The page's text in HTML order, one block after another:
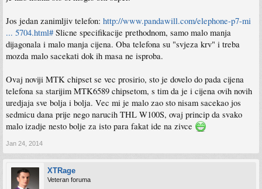
Jos jedan zanimljiv telefon: http://www.pandawill.com/elephone-p7-mi
... 5704.html#Slicne specifikacije prethodnom, samo malo manja
dijagonala i malo manja cijena. Oba telefona su "svjeza krv" i treba
mozda malo sacekati dok ih masa ne isproba.
Ovaj noviji MTK chipset se vec prosirio, sto je dovelo do pada cijena
telefona sa starijim MTK6589 chipsetom, s tim da je i cijena ovih novih
uredjaja sve bolja i bolja. Vec mi je malo zao sto nisam sacekao jos
sedmicu dana prije nego narucih THL W100S, ovaj princip da svako
malo izadje nesto bolje za isto para fakat ide na zivce
Jan 24, 2014
XTRage
Veteran foruma